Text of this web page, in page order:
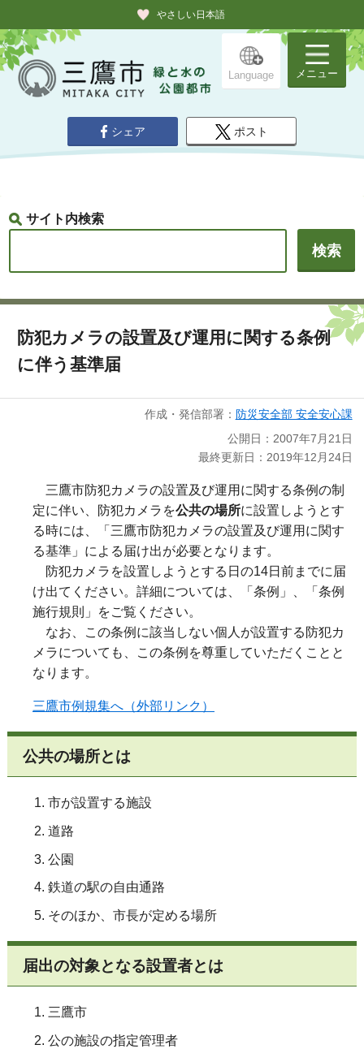
やさしい日本語
Language メニュー
シェア ポスト
サイト内検索
防犯カメラの設置及び運用に関する条例
に伴う基準届
作成・発信部署： 防災安全部 安全安心課
公開日：2007年7月21日
最終更新日：2019年12月24日
三鷹市防犯カメラの設置及び運用に関する条例の制
定に伴い、防犯カメラを公共の場所に設置しようとす
る時には、「三鷹市防犯カメラの設置及び運用に関す
る基準」による届け出が必要となります。
防犯カメラを設置しようとする日の14日前までに届
け出てください。詳細については、「条例」、「条例
施行規則」をご覧ください。
なお、この条例に該当しない個人が設置する防犯カ
メラについても、この条例を尊重していただくことと
なります。
三鷹市例規集へ（外部リンク）
公共の場所とは
市が設置する施設
道路
公園
鉄道の駅の自由通路
そのほか、市長が定める場所
届出の対象となる設置者とは
三鷹市
公の施設の指定管理者